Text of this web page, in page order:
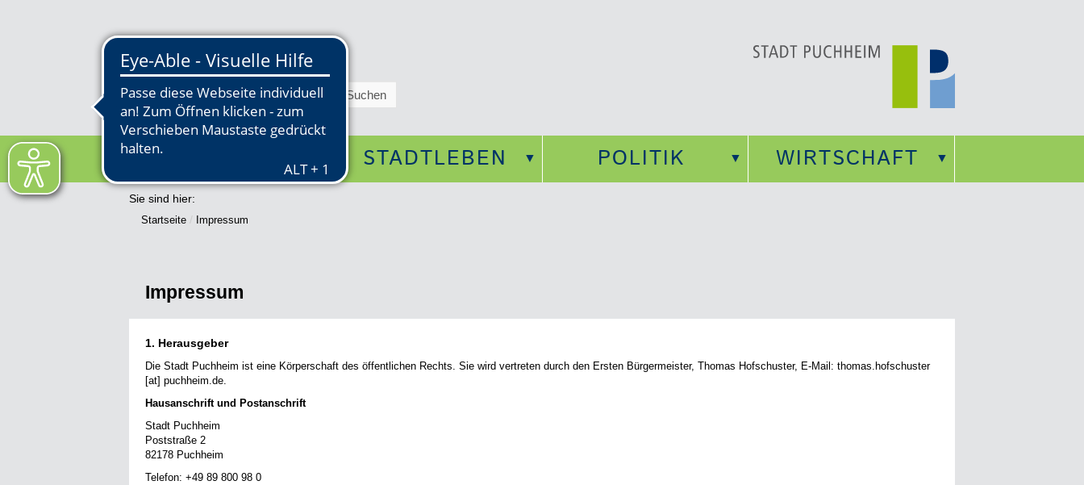
STADTLEBEN POLITIK WIRTSCHAFT
Sie sind hier:
Startseite Impressum
Impressum
1. Herausgeber
Die Stadt Puchheim ist eine Körperschaft des öffentlichen Rechts. Sie wird vertreten durch den Ersten Bürgermeister, Thomas Hofschuster, E-Mail: thomas.hofschuster
[at] puchheim.de.
Hausanschrift und Postanschrift
Stadt Puchheim
Poststraße 2
82178 Puchheim
Telefon: +49 89 800 98 0